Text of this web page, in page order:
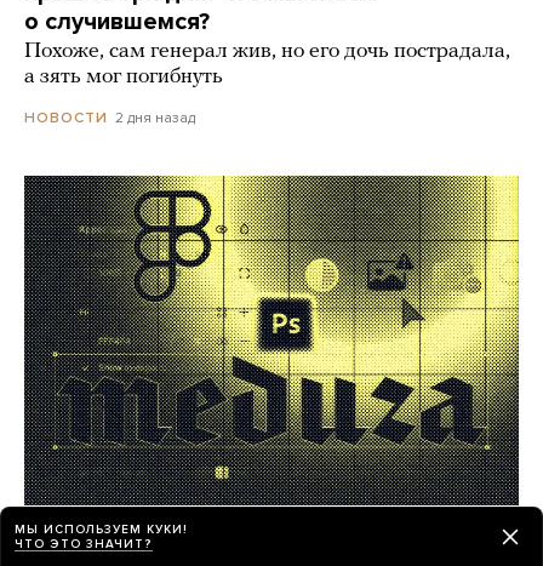
о случившемся?
Похоже, сам генерал жив, но его дочь пострадала,
а зять мог погибнуть
НОВОСТИ 2 дня назад
Работа в «Медузе»! Мы ищем
МЫ ИСПОЛЬЗУЕМ КУКИ!
ЧТО ЭТО ЗНАЧИТ?